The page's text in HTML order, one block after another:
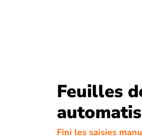
Feuilles
Fini les saisies